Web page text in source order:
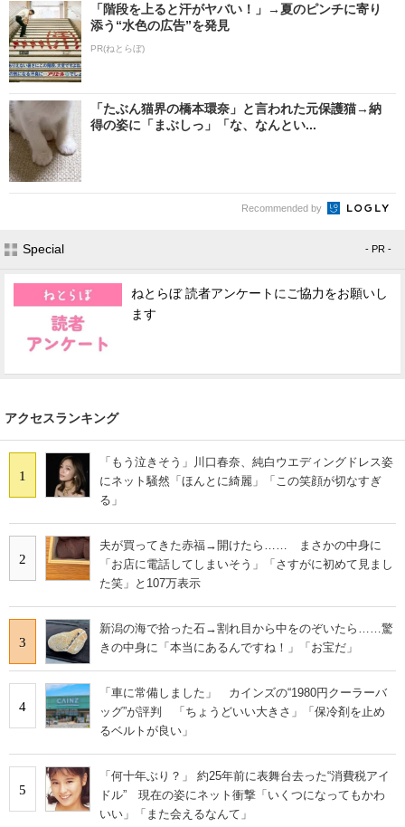
「階段を上ると汗がヤバい！」→夏のピンチに寄り
添う“水色の広告”を発見
PR(ねとらぼ)
「たぶん猫界の橋本環奈」と言われた元保護猫→納
得の姿に「まぶしっ」「な、なんとい...
Recommended by
Special - PR -
ねとらぼ 読者アンケートにご協力をお願いし
ます
アクセスランキング
1
「もう泣きそう」川口春奈、純白ウエディングドレス姿
にネット騒然「ほんとに綺麗」「この笑顔が切なすぎ
る」
2
夫が買ってきた赤福→開けたら…… まさかの中身に
「お店に電話してしまいそう」「さすがに初めて見まし
た笑」と107万表示
3
新潟の海で拾った石→割れ目から中をのぞいたら……驚
きの中身に「本当にあるんですね！」「お宝だ」
4
「車に常備しました」 カインズの“1980円クーラーバ
ッグ”が評判 「ちょうどいい大きさ」「保冷剤を止め
るベルトが良い」
5
「何十年ぶり？」 約25年前に表舞台去った“消費税アイ
ドル” 現在の姿にネット衝撃「いくつになってもかわ
いい」「また会えるなんて」